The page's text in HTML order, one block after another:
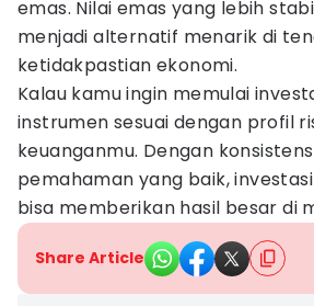
emas. Nilai emas yang lebih
menjadi alternatif menarik di
ketidakpastian ekonomi.
Kalau kamu ingin memulai
instrumen sesuai dengan profil
keuanganmu. Dengan
pemahaman yang baik,
bisa memberikan hasil besar di
Share Article